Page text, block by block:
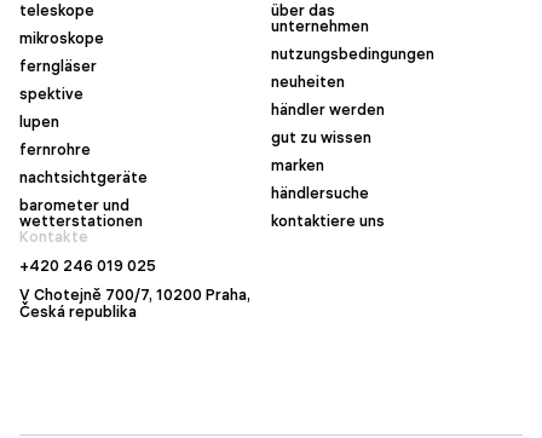
teleskope
mikroskope
ferngläser
spektive
lupen
fernrohre
nachtsichtgeräte
barometer und
wetterstationen
über das
unternehmen
nutzungsbedingungen
neuheiten
händler werden
gut zu wissen
marken
händlersuche
kontaktiere uns
Kontakte
+420 246 019 025
V Chotejně 700/7, 10200 Praha,
Česká republika